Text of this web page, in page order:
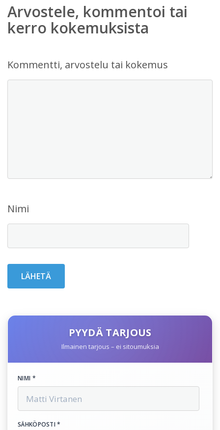
Arvostele, kommentoi tai
kerro kokemuksista
Kommentti, arvostelu tai kokemus
Nimi
PYYDÄ TARJOUS
Ilmainen tarjous – ei sitoumuksia
NIMI *
SÄHKÖPOSTI *